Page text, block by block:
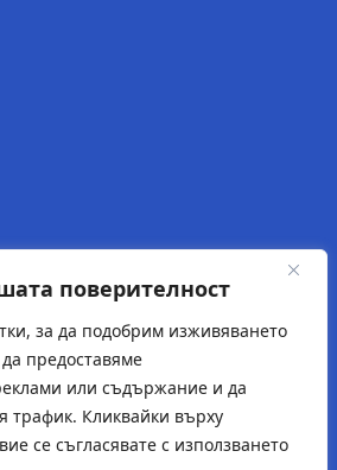
поверителност
за да подобрим изживяването
предоставяме
или съдържание и да
трафик. Кликвайки върху
се съгласявате с използването